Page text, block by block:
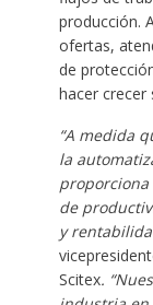
producción.
ofertas,
de
hacer crecer
“A medida
la
proporciona
de
y
Scitex.